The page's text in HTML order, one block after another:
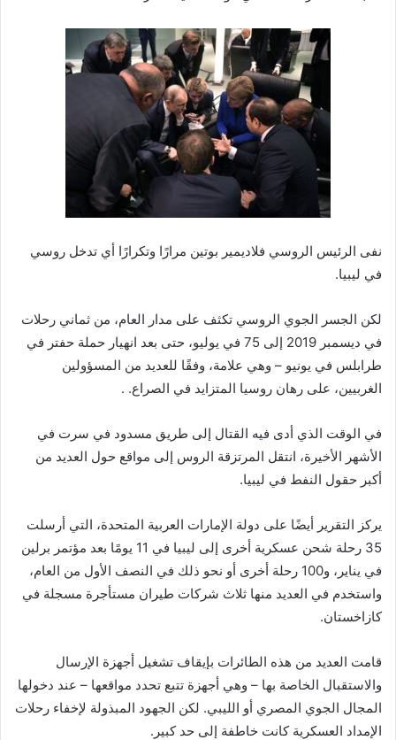
نفى الرئيس الروسي فلاديمير بوتين مرارًا وتكرارًا أي تدخل روسي
في ليبيا.
لكن الجسر الجوي الروسي تكثف على مدار العام، من ثماني رحلات
في ديسمبر 2019 إلى 75 في يوليو، حتى بعد انهيار حملة حفتر في
طرابلس في يونيو – وهي علامة، وفقًا للعديد من المسؤولين
الغربيين، على رهان روسيا المتزايد في الصراع. .
في الوقت الذي أدى فيه القتال إلى طريق مسدود في سرت في
الأشهر الأخيرة، انتقل المرتزقة الروس إلى مواقع حول العديد من
أكبر حقول النفط في ليبيا.
يركز التقرير أيضًا على دولة الإمارات العربية المتحدة، التي أرسلت
35 رحلة شحن عسكرية أخرى إلى ليبيا في 11 يومًا بعد مؤتمر برلين
في يناير، و100 رحلة أخرى أو نحو ذلك في النصف الأول من العام،
واستخدم في العديد منها ثلاث شركات طيران مستأجرة مسجلة في
كازاخستان.
قامت العديد من هذه الطائرات بإيقاف تشغيل أجهزة الإرسال
والاستقبال الخاصة بها – وهي أجهزة تتبع تحدد مواقعها – عند دخولها
المجال الجوي المصري أو الليبي. لكن الجهود المبذولة لإخفاء رحلات
الإمداد العسكرية كانت خاطفة إلى حد كبير.